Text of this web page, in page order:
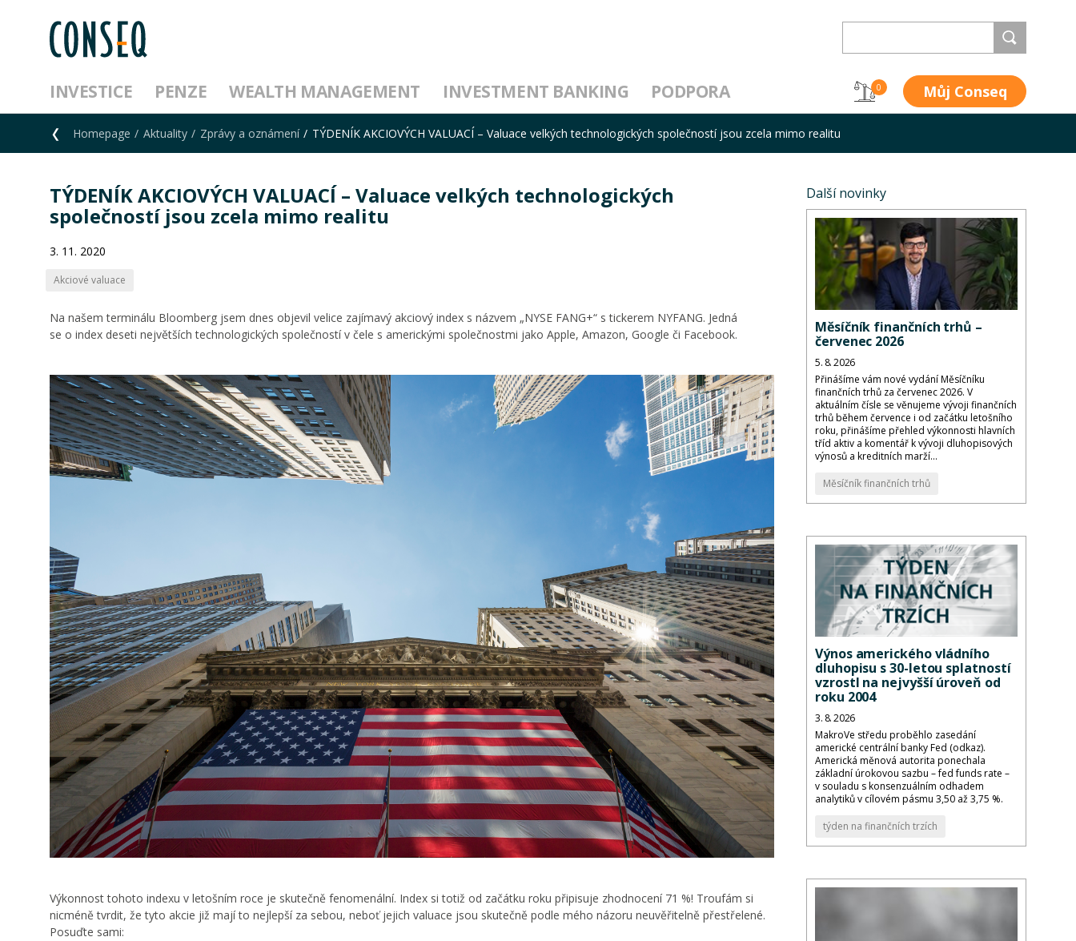
INVESTICE PENZE WEALTH MANAGEMENT INVESTMENT BANKING PODPORA 0 Můj Conseq
Homepage Aktuality Zprávy a oznámení TÝDENÍK AKCIOVÝCH VALUACÍ – Valuace velkých technologických společností jsou zcela mimo realitu
TÝDENÍK AKCIOVÝCH VALUACÍ – Valuace velkých technologických
společností jsou zcela mimo realitu
3. 11. 2020
Akciové valuace
Na našem terminálu Bloomberg jsem dnes objevil velice zajímavý akciový index s názvem „NYSE FANG+“ s tickerem NYFANG. Jedná
se o index deseti největších technologických společností v čele s americkými společnostmi jako Apple, Amazon, Google či Facebook.
Výkonnost tohoto indexu v letošním roce je skutečně fenomenální. Index si totiž od začátku roku připisuje zhodnocení 71 %! Troufám si
nicméně tvrdit, že tyto akcie již mají to nejlepší za sebou, neboť jejich valuace jsou skutečně podle mého názoru neuvěřitelně přestřelené.
Posuďte sami:
Další novinky
Měsíčník finančních trhů –
červenec 2026
5. 8. 2026
Přinášíme vám nové vydání Měsíčníku
finančních trhů za červenec 2026. V
aktuálním čísle se věnujeme vývoji finančních
trhů během července i od začátku letošního
roku, přinášíme přehled výkonnosti hlavních
tříd aktiv a komentář k vývoji dluhopisových
výnosů a kreditních marží...
Měsíčník finančních trhů
Výnos amerického vládního
dluhopisu s 30-letou splatností
vzrostl na nejvyšší úroveň od
roku 2004
3. 8. 2026
MakroVe středu proběhlo zasedání
americké centrální banky Fed (odkaz).
Americká měnová autorita ponechala
základní úrokovou sazbu – fed funds rate –
v souladu s konsenzuálním odhadem
analytiků v cílovém pásmu 3,50 až 3,75 %.
týden na finančních trzích